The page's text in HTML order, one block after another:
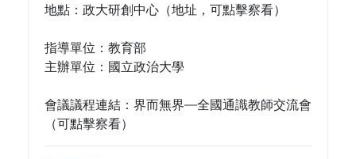
地點：政大研創中心（地址 ，可點擊察看）
指導單位：教育部
主辦單位：國立政治大學
會議議程連結： 界而無界—全國通識教師交流會
（可點擊察看）